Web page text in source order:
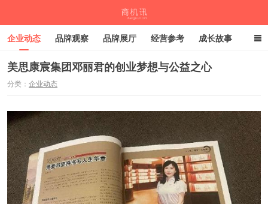
企业动态 品牌观察 品牌展厅 经营参考 成长故事
深度观察 伙伴计划
美思康宸集团邓丽君的创业梦想与公益之心
分类： 企业动态